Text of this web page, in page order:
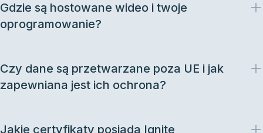
Gdzie są hostowane wideo i twoje
oprogramowanie?
Czy dane są przetwarzane poza UE i jak
zapewniana jest ich ochrona?
Jakie certyfikaty posiada Ignite